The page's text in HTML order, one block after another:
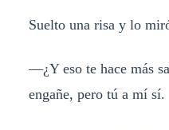
Suelto una risa y lo
—¿Y eso te hace más
engañe, pero tú a mí sí.